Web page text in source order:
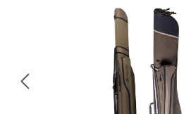
Bildergalerie überspringen